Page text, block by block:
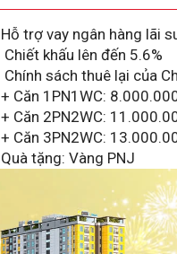
Hỗ trợ vay ngân hàng lãi
Chiết khấu lên đến 5.6%
Chính sách thuê lại của
+ Căn 1PN1WC:
+ Căn 2PN2WC:
+ Căn 3PN2WC:
Quà tặng: Vàng PNJ